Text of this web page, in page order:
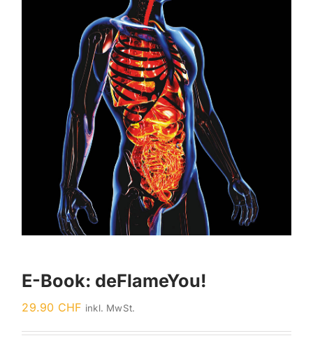
E-Book: deFlameYou!
29.90 CHF inkl. MwSt.